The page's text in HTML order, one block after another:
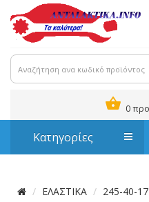
0
Κατηγορίες
ΕΛΑΣΤΙΚΑ 245-40-17